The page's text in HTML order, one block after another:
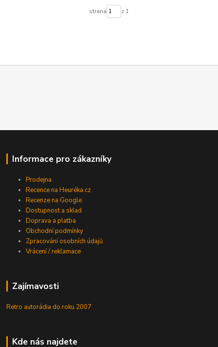
strana z 1
Informace pro zákazníky
Prodejna
Recence na Heuréka.cz
Recenze na Google
Dostupnost a sklad
Doprava a platba
Obchodní podmínky
Zpracování osobních údajů
Vrácení / reklamace
Zajímavosti
Retro autorádia do roku 2007
Kde nás najdete